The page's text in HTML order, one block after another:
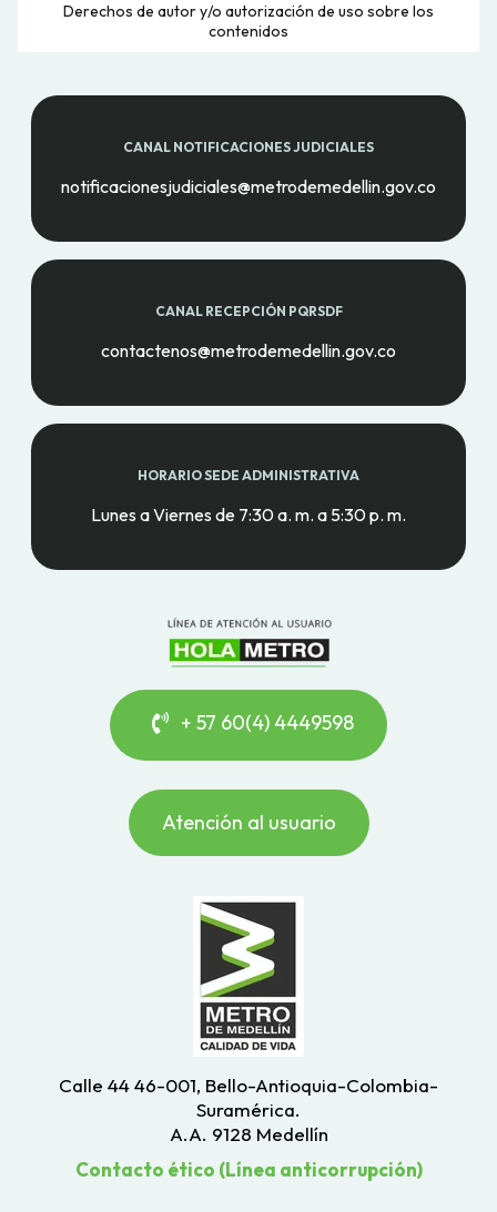
Derechos de autor y/o autorización de uso sobre los
contenidos
CANAL NOTIFICACIONES JUDICIALES
notificacionesjudiciales@metrodemedellin.gov.co
CANAL RECEPCIÓN PQRSDF
contactenos@metrodemedellin.gov.co
HORARIO SEDE ADMINISTRATIVA
Lunes a Viernes de 7:30 a. m. a 5:30 p. m.
+ 57 60(4) 4449598
Atención al usuario
Calle 44 46-001, Bello-Antioquia-Colombia-
Suramérica.
A.A. 9128 Medellín
Contacto ético (Línea anticorrupción)